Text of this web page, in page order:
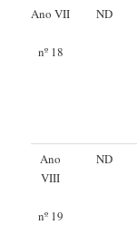
Ano VII
nº 18
ND
Ano
VIII
nº 19
ND